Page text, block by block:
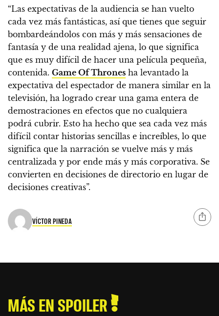
“Las expectativas de la audiencia se han vuelto
cada vez más fantásticas, así que tienes que seguir
bombardeándolos con más y más sensaciones de
fantasía y de una realidad ajena, lo que significa
que es muy difícil de hacer una película pequeña,
contenida. Game Of Thrones ha levantado la
expectativa del espectador de manera similar en la
televisión, ha logrado crear una gama entera de
demostraciones en efectos que no cualquiera
podrá cubrir. Esto ha hecho que sea cada vez más
difícil contar historias sencillas e increíbles, lo que
significa que la narración se vuelve más y más
centralizada y por ende más y más corporativa. Se
convierten en decisiones de directorio en lugar de
decisiones creativas”.
VÍCTOR PINEDA
MÁS EN SPOILER